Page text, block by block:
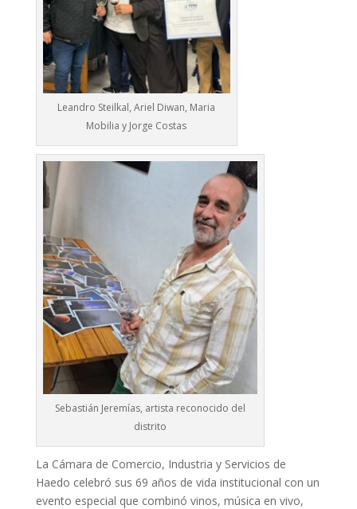
Leandro Steilkal, Ariel Diwan, Maria
Mobilia y Jorge Costas
Sebastián Jeremías, artista reconocido del
distrito
La Cámara de Comercio, Industria y Servicios de
Haedo celebró sus 69 años de vida institucional con un
evento especial que combinó vinos, música en vivo,